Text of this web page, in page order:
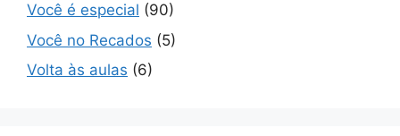
Você é especial (90)
Você no Recados (5)
Volta às aulas (6)